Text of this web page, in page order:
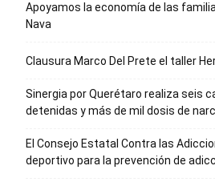
Apoyamos la economía de las
Nava
Clausura Marco Del Prete el taller
Sinergia por Querétaro realiza seis
detenidas y más de mil dosis de
El Consejo Estatal Contra las
deportivo para la prevención de